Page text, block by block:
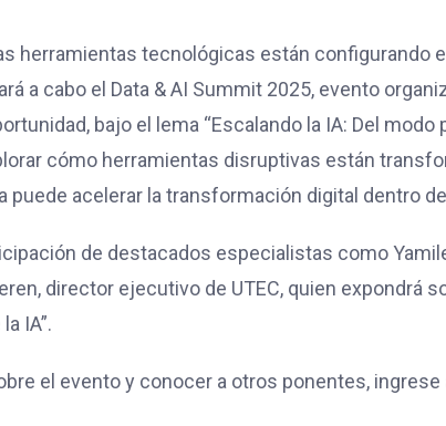
herramientas tecnológicas están configurando
a cabo el Data & AI Summit 2025, evento
bajo el lema “Escalando la IA: Del
cómo herramientas disruptivas están
acelerar la transformación digital dentro
de destacados especialistas como
director ejecutivo de UTEC, quien expondrá
IA”.
el evento y conocer a otros ponentes,